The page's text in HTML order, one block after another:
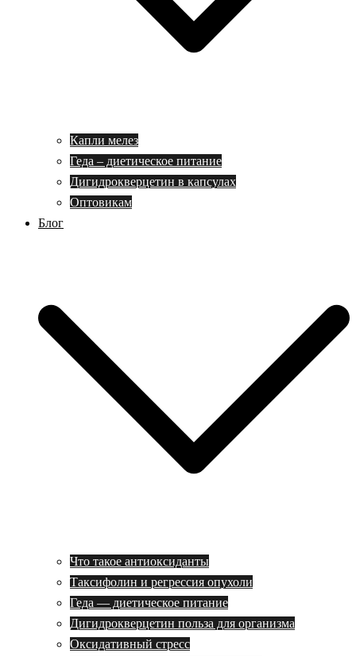
Капли мелез
Геда – диетическое питание
Дигидрокверцетин в капсулах
Оптовикам
Блог
Что такое антиоксиданты
Таксифолин и регрессия опухоли
Геда — диетическое питание
Дигидрокверцетин польза для организма
Оксидативный стресс